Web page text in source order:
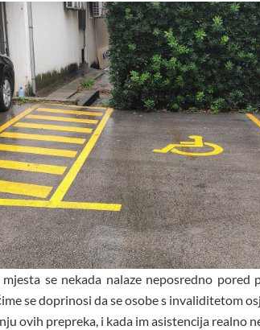
se nekada nalaze neposredno pored
se doprinosi da se osobe s invaliditetom
ovih prepreka, i kada im asistencija realno